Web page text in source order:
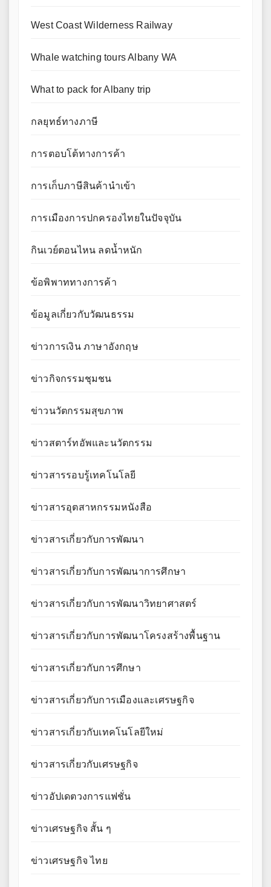
West Coast Wilderness Railway
Whale watching tours Albany WA
What to pack for Albany trip
กลยุทธ์ทางภาษี
การตอบโต้ทางการค้า
การเก็บภาษีสินค้านำเข้า
การเมืองการปกครองไทยในปัจจุบัน
กินเวย์ตอนไหน ลดน้ำหนัก
ข้อพิพาททางการค้า
ข้อมูลเกี่ยวกับวัฒนธรรม
ข่าวการเงิน ภาษาอังกฤษ
ข่าวกิจกรรมชุมชน
ข่าวนวัตกรรมสุขภาพ
ข่าวสตาร์ทอัพและนวัตกรรม
ข่าวสารรอบรู้เทคโนโลยี
ข่าวสารอุตสาหกรรมหนังสือ
ข่าวสารเกี่ยวกับการพัฒนา
ข่าวสารเกี่ยวกับการพัฒนาการศึกษา
ข่าวสารเกี่ยวกับการพัฒนาวิทยาศาสตร์
ข่าวสารเกี่ยวกับการพัฒนาโครงสร้างพื้นฐาน
ข่าวสารเกี่ยวกับการศึกษา
ข่าวสารเกี่ยวกับการเมืองและเศรษฐกิจ
ข่าวสารเกี่ยวกับเทคโนโลยีใหม่
ข่าวสารเกี่ยวกับเศรษฐกิจ
ข่าวอัปเดตวงการแฟชั่น
ข่าวเศรษฐกิจ สั้น ๆ
ข่าวเศรษฐกิจ ไทย